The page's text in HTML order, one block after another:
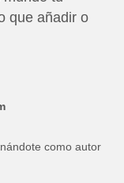
que añadir o
como autor